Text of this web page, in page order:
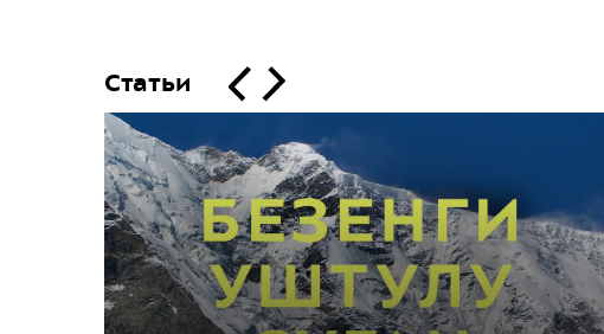
Статьи